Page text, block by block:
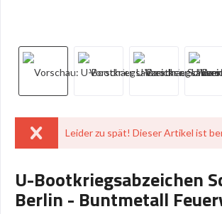
Leider zu spät! Dieser Artikel ist
U-Bootkriegsabzeichen
Berlin - Buntmetall